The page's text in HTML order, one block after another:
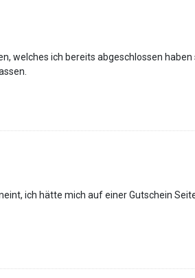
welches ich bereits abgeschlossen
ich hätte mich auf einer Gutschein